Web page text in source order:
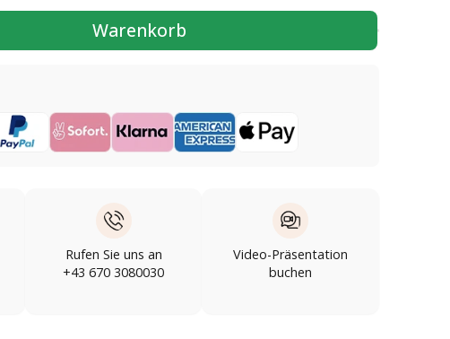
Warenkorb
Rufen Sie uns an
+43 670 3080030
Video-Präsentation
buchen